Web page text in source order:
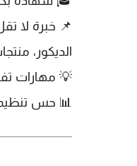
📌 خبرة لا
الديكور،
💡 مهارات
📊 حس